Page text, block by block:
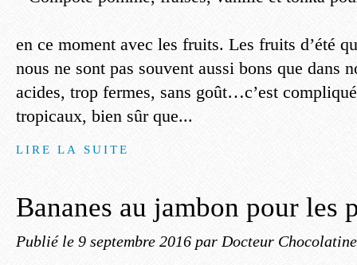
en ce moment avec les fruits. Les fruits d’été
nous ne sont pas souvent aussi bons que dans
acides, trop fermes, sans goût…c’est
tropicaux, bien sûr que...
LIRE LA SUITE
Bananes au jambon pour les
Publié le 9 septembre 2016 par Docteur Chocolatine